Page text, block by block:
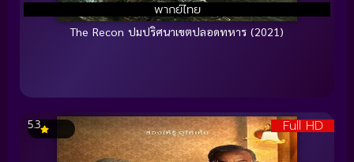
พากย์ไทย
The Recon ปมปริศนาเขตปลอดทหาร (2021)
Full HD
5.3